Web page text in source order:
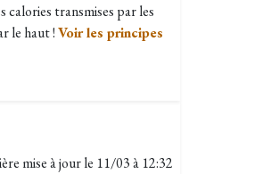
transmises par les
le haut !Voir les principes
mise à jour le 11/03 à 12:32